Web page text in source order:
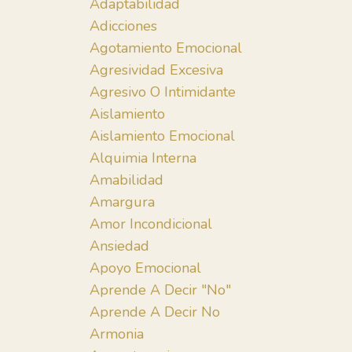
Adicciones
Agotamiento Emocional
Agresividad Excesiva
Agresivo O Intimidante
Aislamiento
Aislamiento Emocional
Alquimia Interna
Amabilidad
Amargura
Amor Incondicional
Ansiedad
Apoyo Emocional
Aprende A Decir "no"
Aprende A Decir No
Armonia